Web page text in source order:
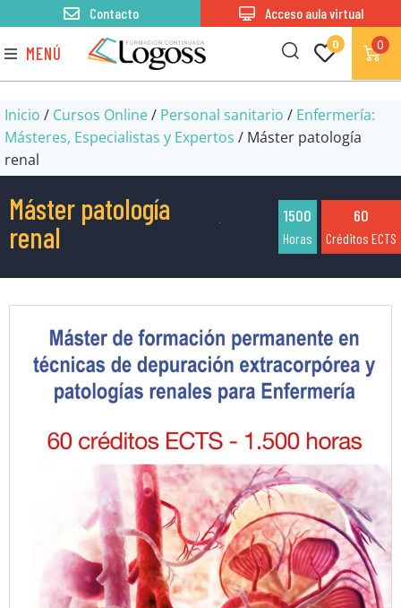
MENÚ 0 0
Contacto Acceso aula virtual
Inicio / Cursos Online/ Personal sanitario / Enfermería:
Másteres, Especialistas y Expertos / Máster patología
renal
Máster patología
renal
1500
Horas
60
Créditos ECTS